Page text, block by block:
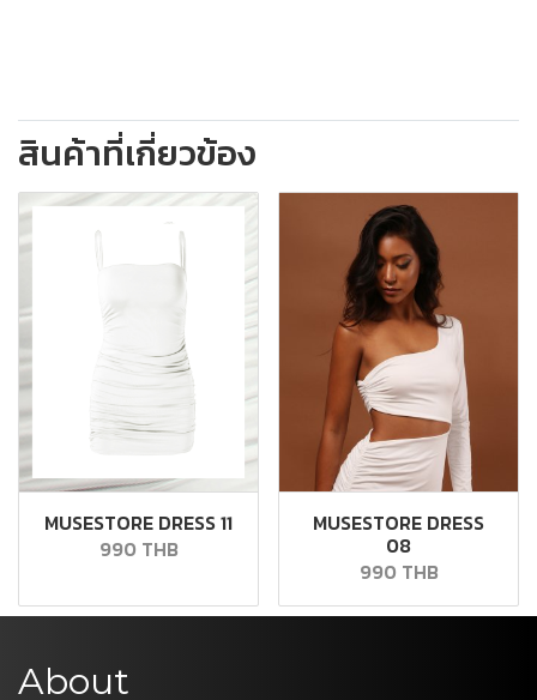
สินค้าที่เกี่ยวข้อง
MUSESTORE DRESS 11
990 THB
MUSESTORE DRESS
08
990 THB
About